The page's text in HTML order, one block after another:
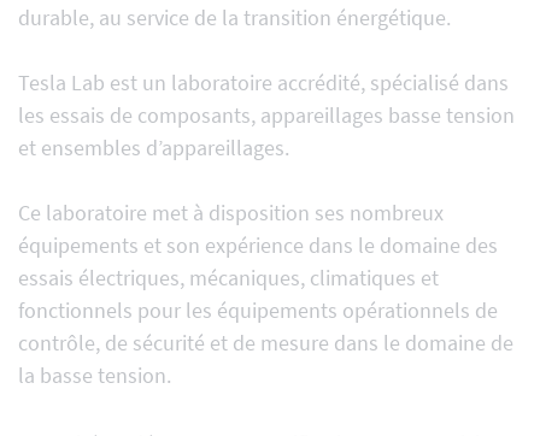
durable, au service de la transition énergétique.
Tesla Lab est un laboratoire accrédité, spécialisé dans
les essais de composants, appareillages basse tension
et ensembles d’appareillages.
Ce laboratoire met à disposition ses nombreux
équipements et son expérience dans le domaine des
essais électriques, mécaniques, climatiques et
fonctionnels pour les équipements opérationnels de
contrôle, de sécurité et de mesure dans le domaine de
la basse tension.